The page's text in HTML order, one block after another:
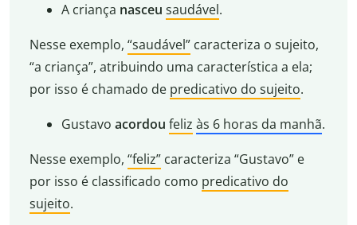
A criança nasceu saudável.
Nesse exemplo, “saudável”caracteriza o sujeito,
“a criança”, atribuindo uma característica a ela;
por isso é chamado de predicativo do sujeito.
Gustavo acordou feliz às 6 horas da manhã.
Nesse exemplo, “feliz”caracteriza “Gustavo” e
por isso é classificado como predicativo do
sujeito.